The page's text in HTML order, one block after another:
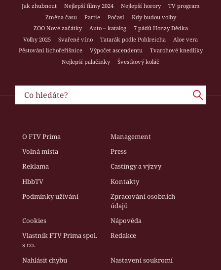
Jak zhubnout Nejlepší filmy 2024 Nejlepší horory
TV program
Změna času
Partie Počasí
Kdy budou volby
ZOO Nové začátky
Auto – katalog
7 pádů Honzy Dědka
Volby 2025
Svařené víno Tatarák podle Pohlreicha
Aloe vera
Pěstování lichořeřišnice
Výpočet ascendentu
Tvarohové knedlíky
Nejlepší palačinky
Švestkový koláč
O FTV Prima
Management
Volná místa
Press
Reklama
Castingy a výzvy
HbbTV
Kontakty
Podmínky užívání
Zpracování osobních
údajů
Cookies
Nápověda
Vlastník FTV Prima spol.
s r.o.
Redakce
Nahlásit chybu Nastavení soukromí